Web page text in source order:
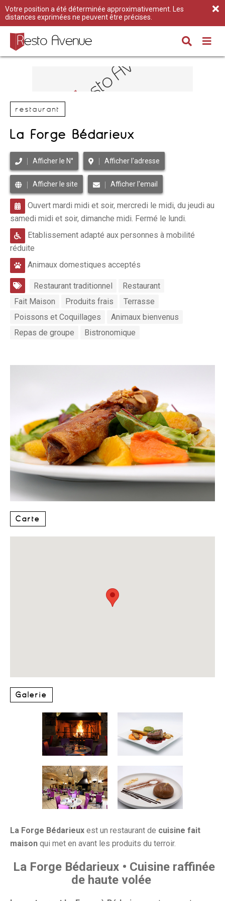
Votre position a été déterminée approximativement. Les
distances exprimées ne peuvent être précises.
restaurant
La Forge Bédarieux
Afficher le N° Afficher l'adresse
Afficher le site Afficher l'email
Ouvert mardi midi et soir, mercredi le midi, du jeudi au
samedi midi et soir, dimanche midi. Fermé le lundi.
Etablissement adapté aux personnes à mobilité
réduite
Animaux domestiques acceptés
Restaurant traditionnel
Restaurant
Fait Maison
Produits frais
Terrasse
Poissons et Coquillages
Animaux bienvenus
Repas de groupe
Bistronomique
Carte
Galerie
La Forge Bédarieux est un restaurant de cuisine fait
maison qui met en avant les produits du terroir.
La Forge Bédarieux • Cuisine raffinée
de haute volée